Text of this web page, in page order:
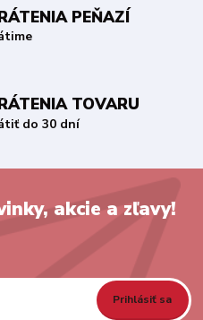
PEŇAZÍ
TOVARU
do 30 dní
akcie a zľavy!
Prihlásiť sa